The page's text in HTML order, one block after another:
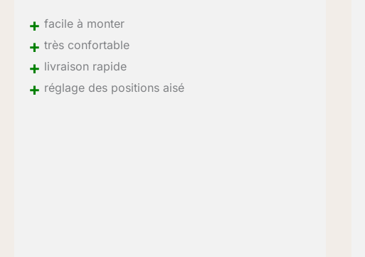
+ facile à monter
+ très confortable
+ livraison rapide
+ réglage des positions aisé